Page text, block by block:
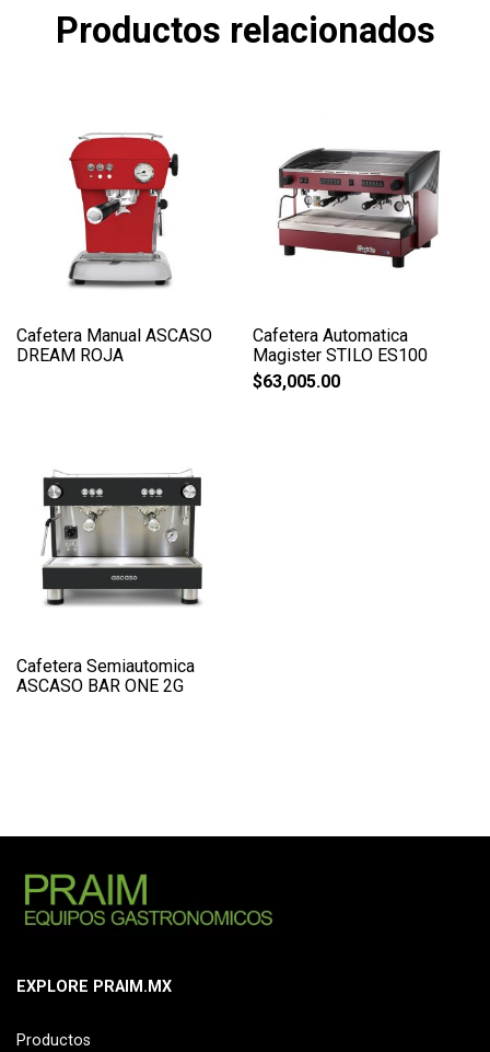
Productos relacionados
Cafetera Manual ASCASO
DREAM ROJA
Cafetera Automatica
Magister STILO ES100
$63,005.00
Cafetera Semiautomica
ASCASO BAR ONE 2G
EXPLORE PRAIM.MX
Productos